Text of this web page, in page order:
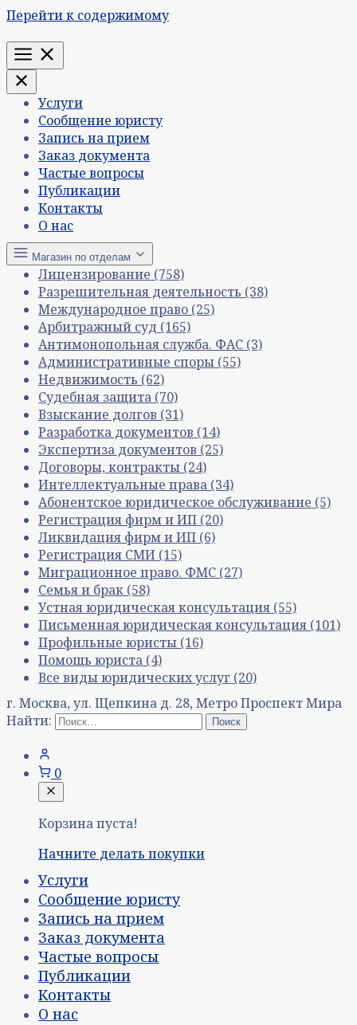
Перейти к содержимому
Меню
Услуги
Сообщение юристу
Запись на прием
Заказ документа
Частые вопросы
Публикации
Контакты
О нас
Магазин по отделам
Лицензирование (758)
Разрешительная деятельность (38)
Международное право (25)
Арбитражный суд (165)
Антимонопольная служба. ФАС (3)
Административные споры (55)
Недвижимость (62)
Судебная защита (70)
Взыскание долгов (31)
Разработка документов (14)
Экспертиза документов (25)
Договоры, контракты (24)
Интеллектуальные права (34)
Абонентское юридическое обслуживание (5)
Регистрация фирм и ИП (20)
Ликвидация фирм и ИП (6)
Регистрация СМИ (15)
Миграционное право. ФМС (27)
Семья и брак (58)
Устная юридическая консультация (55)
Письменная юридическая консультация (101)
Профильные юристы (16)
Помощь юриста (4)
Все виды юридических услуг (20)
г. Москва, ул. Щепкина д. 28, Метро Проспект Мира
Найти:
0
Корзина пуста!
Начните делать покупки
Услуги
Сообщение юристу
Запись на прием
Заказ документа
Частые вопросы
Публикации
Контакты
О нас